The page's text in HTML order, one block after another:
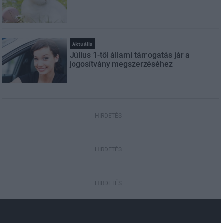
Aktuális
Július 1-től állami támogatás jár a
jogosítvány megszerzéséhez
HIRDETÉS
HIRDETÉS
HIRDETÉS